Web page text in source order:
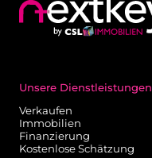
Unsere Dienstleistungen
Verkaufen
Immobilien
Finanzierung
Kostenlose Schätzung